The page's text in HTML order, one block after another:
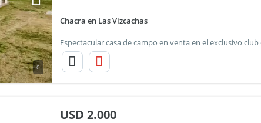
0
Chacra en Las Vizcachas
USD 2.000